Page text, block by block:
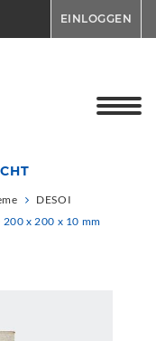
EINLOGGEN
DESOI
x 200 x 10 mm